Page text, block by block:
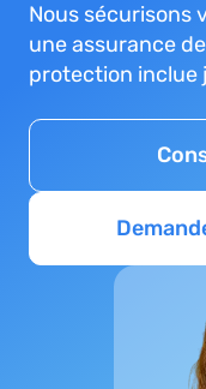
Nous sécurisons
une assurance
protection inclue